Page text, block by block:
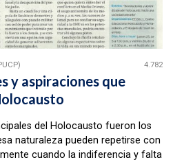
4.782
y aspiraciones que
del Holocausto fueron los
naturaleza pueden repetirse con
cuando la indiferencia y falta